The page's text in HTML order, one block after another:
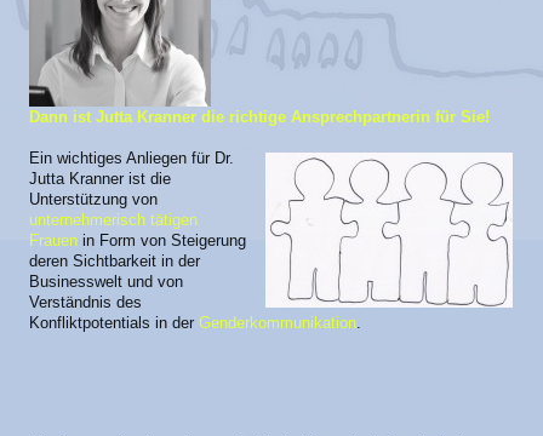
Dann ist Jutta Kranner die richtige Ansprechpartnerin für Sie!
Ein wichtiges Anliegen für Dr.
Jutta Kranner ist die
Unterstützung von
unternehmerisch tätigen
Frauen in Form von Steigerung
deren Sichtbarkeit in der
Businesswelt und von
Verständnis des
Konfliktpotentials in der Genderkommunikation.